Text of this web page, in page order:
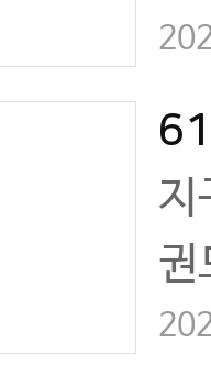
다.
게
쳐
개
묵
지
권
기